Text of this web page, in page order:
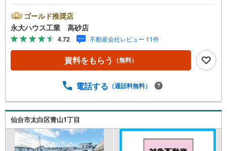
内の多数店舗で展開中！こちらでは当社の強みを大きく2つ
に分けてご紹介！1.＜豊富な不動産知識＞戸建・マンショ
ン・土地...と種別を問わず不動産を取り扱っております。
更に教育施設や商業施設、子育て環境や行政などの地域情
報を総合し、お客様により良い物件選びをして頂けるよ
う、しっかりとサポートさせて頂きます。2.＜経験豊富な
ォーム】など住宅に関する様々なご質問はもちろん、ご購
ご説明させて頂きます。各店舗ではキッズスペースも完
備！お子様連れのご家族様で是非お越しください。営業時
間:10:00～18:00（定休日火・水曜日※店舗により変動あ
り）現地のご案内も可能ですので、どうぞお気軽にお問い
合わせください！
ゴールド推奨店
永大ハウス工業 高砂店
4.72 不動産会社レビュー 11件
資料をもらう （無料）
電話する （通話料無料）
仙台市太白区青山1丁目